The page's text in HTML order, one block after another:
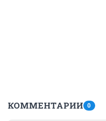
КОММЕНТАРИИ 0